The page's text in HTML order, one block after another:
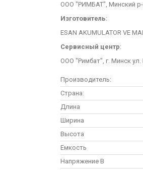
ООО "РИМБАТ", Минский
Изготовитель:
ESAN AKUMULATOR VE
Сервисный центр:
ООО "Римбат", г. Минск ул.
Производитель:
Страна:
Длина
Ширина
Высота
Емкость
Напряжение В